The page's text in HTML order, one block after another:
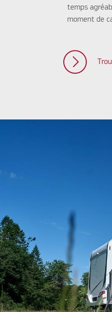
temps
moment de